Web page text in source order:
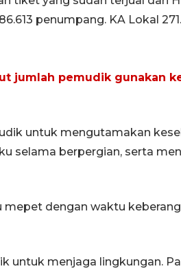
penumpang. KA Lokal
jumlah pemudik gunakan
untuk mengutamakan
selama berpergian, serta
dengan waktu
untuk menjaga lingkungan.
1 Juni 2026 05:47